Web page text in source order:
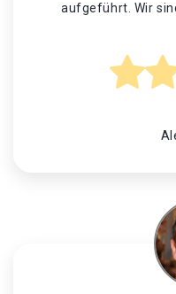
aufgeführt. Wir